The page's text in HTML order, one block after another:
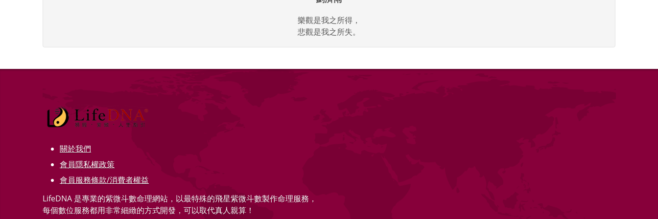
樂觀是我之所得，
悲觀是我之所失。
關於我們
會員隱私權政策
會員服務條款/消費者權益
LifeDNA 是專業的紫微斗數命理網站，以最特殊的飛星紫微斗數製作命理服務，
每個數位服務都用非常細緻的方式開發，可以取代真人親算！